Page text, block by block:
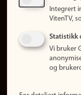
Om nettstedet
Informasjonskapsler
Oppdater samtykke
(informasjonskapsler)
Integrert
VitenTV,
Statistikk
Vi bruker
og